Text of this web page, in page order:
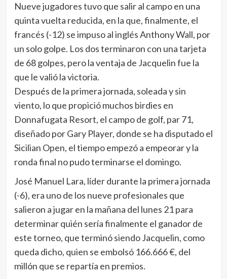
Nueve jugadores tuvo que salir al campo en una
quinta vuelta reducida, en la que, finalmente, el
francés (-12) se impuso al inglés Anthony Wall, por
un solo golpe. Los dos terminaron con una tarjeta
de 68 golpes, pero la ventaja de Jacquelin fue la
que le valió la victoria.
Después de la primera jornada, soleada y sin
viento, lo que propició muchos birdies en
Donnafugata Resort, el campo de golf, par 71,
diseñado por Gary Player, donde se ha disputado el
Sicilian Open, el tiempo empezó a empeorar y la
ronda final no pudo terminarse el domingo.
José Manuel Lara, líder durante la primera jornada
(-6), era uno de los nueve profesionales que
salieron a jugar en la mañana del lunes 21 para
determinar quién sería finalmente el ganador de
este torneo, que terminó siendo Jacquelin, como
queda dicho, quien se embolsó 166.666 €, del
millón que se repartía en premios.